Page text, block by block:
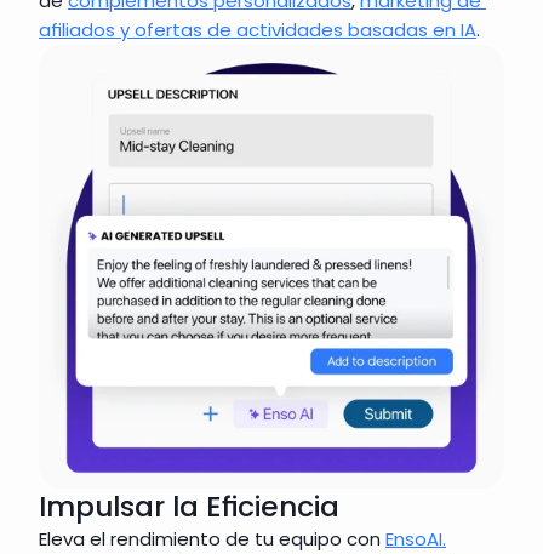
afiliados y ofertas de actividades basadas en IA.
Impulsar la Eficiencia
Eleva el rendimiento de tu equipo con EnsoAI.